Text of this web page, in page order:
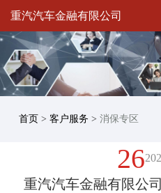
重汽汽车金融有限公司
首页 > 客户服务 > 消保专区
26
重汽汽车金融有限公